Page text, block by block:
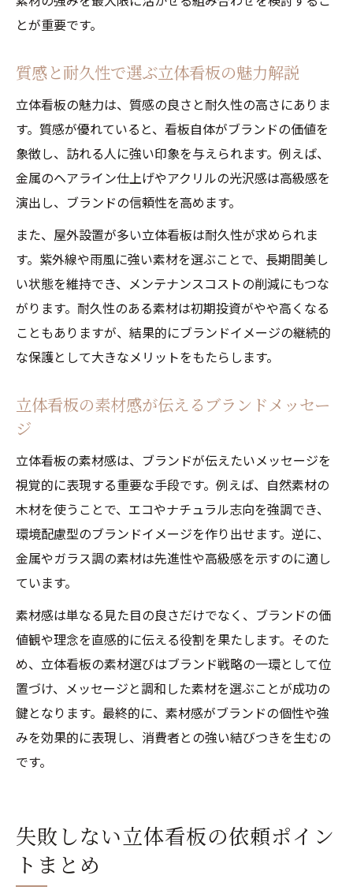
とが重要です。
質感と耐久性で選ぶ立体看板の魅力解説
立体看板の魅力は、質感の良さと耐久性の高さにありま
す。質感が優れていると、看板自体がブランドの価値を
象徴し、訪れる人に強い印象を与えられます。例えば、
金属のヘアライン仕上げやアクリルの光沢感は高級感を
演出し、ブランドの信頼性を高めます。
また、屋外設置が多い立体看板は耐久性が求められま
す。紫外線や雨風に強い素材を選ぶことで、長期間美し
い状態を維持でき、メンテナンスコストの削減にもつな
がります。耐久性のある素材は初期投資がやや高くなる
こともありますが、結果的にブランドイメージの継続的
な保護として大きなメリットをもたらします。
立体看板の素材感が伝えるブランドメッセー
ジ
立体看板の素材感は、ブランドが伝えたいメッセージを
視覚的に表現する重要な手段です。例えば、自然素材の
木材を使うことで、エコやナチュラル志向を強調でき、
環境配慮型のブランドイメージを作り出せます。逆に、
金属やガラス調の素材は先進性や高級感を示すのに適し
ています。
素材感は単なる見た目の良さだけでなく、ブランドの価
値観や理念を直感的に伝える役割を果たします。そのた
め、立体看板の素材選びはブランド戦略の一環として位
置づけ、メッセージと調和した素材を選ぶことが成功の
鍵となります。最終的に、素材感がブランドの個性や強
みを効果的に表現し、消費者との強い結びつきを生むの
です。
失敗しない立体看板の依頼ポイン
トまとめ